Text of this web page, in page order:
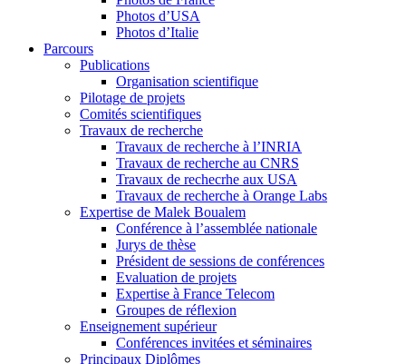
Photos d’USA
Photos d’Italie
Parcours
Publications
Organisation scientifique
Pilotage de projets
Comités scientifiques
Travaux de recherche
Travaux de recherche à l’INRIA
Travaux de recherche au CNRS
Travaux de rechecrhe aux USA
Travaux de recherche à Orange Labs
Expertise de Malek Boualem
Conférence à l’assemblée nationale
Jurys de thèse
Président de sessions de conférences
Evaluation de projets
Expertise à France Telecom
Groupes de réflexion
Enseignement supérieur
Conférences invitées et séminaires
Principaux Diplômes